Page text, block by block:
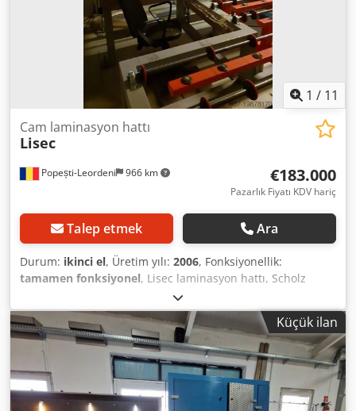
1 / 11
Popești-Leordeni 966 km
Cam laminasyon hattı
Lisec
€183.000
Pazarlık Fiyatı KDV hariç
Talep etmek Ara
Durum: ikinci el, Üretim yılı: 2006, Fonksiyonellik:
tamamen fonksiyonel, Lisec laminasyon hattı, Scholz
otoklavı ve Kaeser kompresörü ile birlikte. Hat sökülmüş
durumda, ancak tamamen çalışır halde. Fotoğraflar, hem
hattın faaliyette olduğu dönemi hem de sökülmüş
bileşenlerle güncel durumu göstermektedir. Dsdpfjw Tyk
Isx Aliokr
Küçük ilan